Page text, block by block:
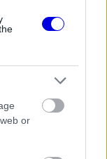
or
a brit
zajlott.
időre
tért vissza az